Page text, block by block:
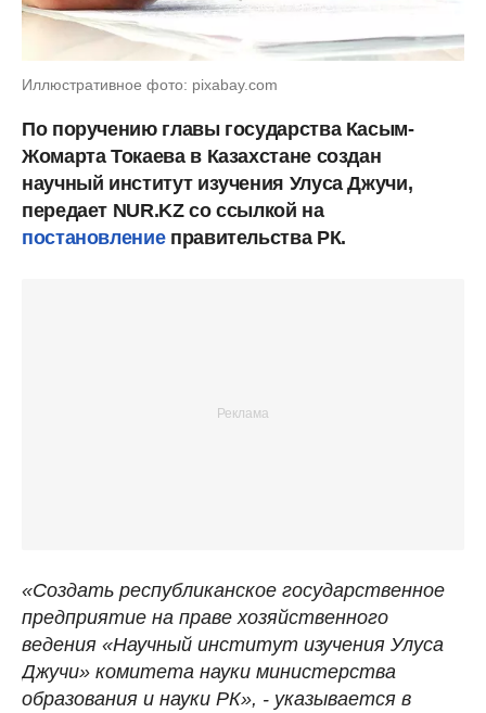
Иллюстративное фото: pixabay.com
По поручению главы государства Касым-
Жомарта Токаева в Казахстане создан
научный институт изучения Улуса Джучи,
передает NUR.KZ со ссылкой на
постановление правительства РК.
«Создать республиканское государственное
предприятие на праве хозяйственного
ведения «Научный институт изучения Улуса
Джучи» комитета науки министерства
образования и науки РК», - указывается в